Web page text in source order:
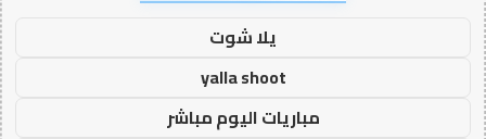
يلا شوت
yalla shoot
مباريات اليوم مباشر